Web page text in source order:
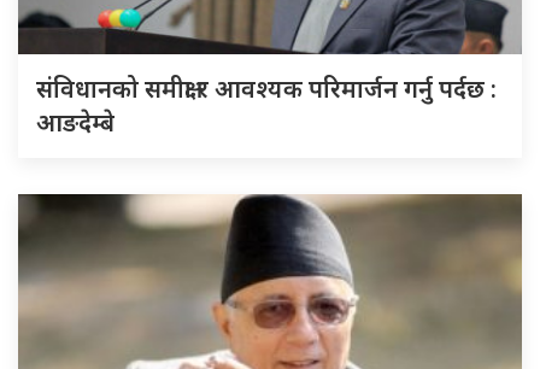
संविधानको समीक्षा र आवश्यक परिमार्जन गर्नु पर्दछ :
आङदेम्बे